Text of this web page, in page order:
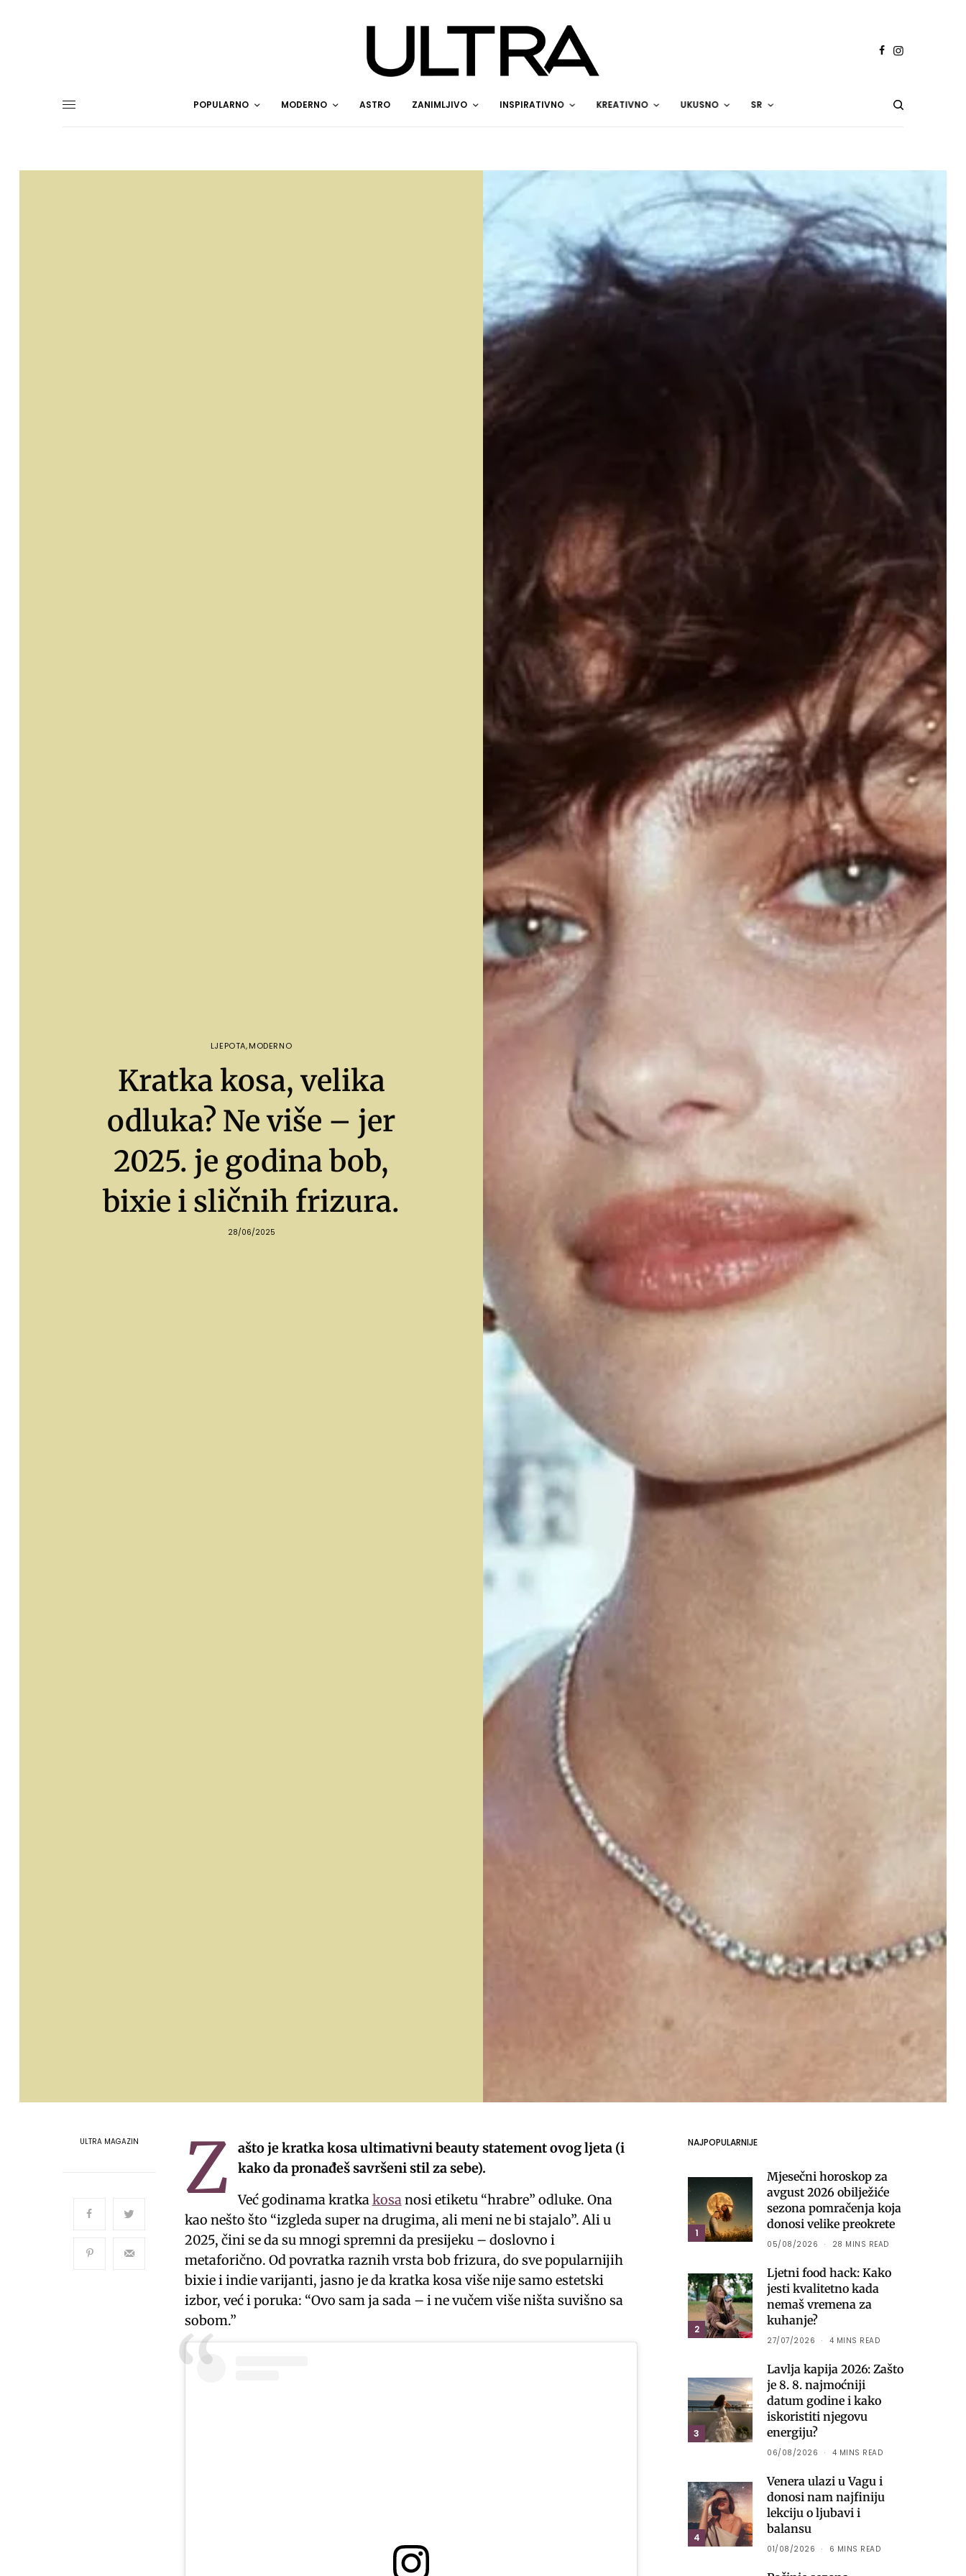
POPULARNO MODERNO ASTRO ZANIMLJIVO INSPIRATIVNO KREATIVNO UKUSNO SR
LJEPOTA,MODERNO
Kratka kosa, velika
odluka? Ne više – jer
2025. je godina bob,
bixie i sličnih frizura.
28/06/2025
ULTRA MAGAZIN Z
ašto je kratka kosa ultimativni beauty statement ovog ljeta (i
kako da pronađeš savršeni stil za sebe).
Već godinama kratkakosanosi etiketu “hrabre” odluke. Ona
kao nešto što “izgleda super na drugima, ali meni ne bi stajalo”. Ali u
2025, čini se da su mnogi spremni da presijeku – doslovno i
metaforično. Od povratka raznih vrsta bob frizura, do sve popularnijih
bixie i indie varijanti, jasno je da kratka kosa više nije samo estetski
izbor, već i poruka: “Ovo sam ja sada – i ne vučem više ništa suvišno sa
sobom.”
NAJPOPULARNIJE
1
Mjesečni horoskop za
avgust 2026 obilježiće
sezona pomračenja koja
donosi velike preokrete
05/08/2026 28 MINS READ
2
Ljetni food hack: Kako
jesti kvalitetno kada
nemaš vremena za
kuhanje?
27/07/2026 4 MINS READ
3
Lavlja kapija 2026: Zašto
je 8. 8. najmoćniji
datum godine i kako
iskoristiti njegovu
energiju?
06/08/2026 4 MINS READ
4
Venera ulazi u Vagu i
donosi nam najfiniju
lekciju o ljubavi i
balansu
01/08/2026 6 MINS READ